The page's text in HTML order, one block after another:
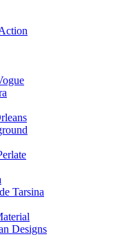
Tarsina
Designs